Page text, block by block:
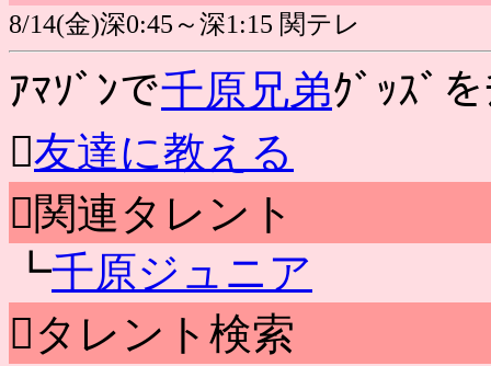
8/14(金)深0:45～深1:15 関テレ
ｱﾏｿﾞﾝで千原兄弟ｸﾞｯｽﾞ
友達に教える
関連タレント
┗千原ジュニア
タレント検索